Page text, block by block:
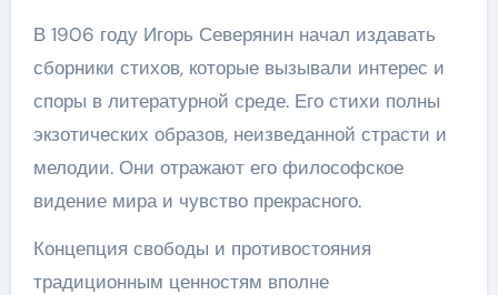
В 1906 году Игорь Северянин начал издавать
сборники стихов, которые вызывали интерес и
споры в литературной среде. Его стихи полны
экзотических образов, неизведанной страсти и
мелодии. Они отражают его философское
видение мира и чувство прекрасного.
Концепция свободы и противостояния
традиционным ценностям вполне